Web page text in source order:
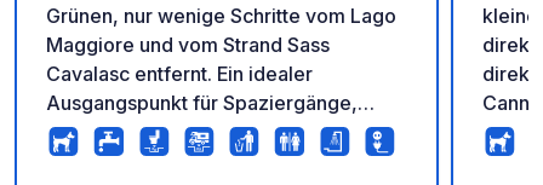
Grünen, nur wenige Schritte vom Lago
Maggiore und vom Strand Sass
Cavalasc entfernt. Ein idealer
Ausgangspunkt für Spaziergänge,
Wanderungen und Radtouren entlang
des Sees und durch die umliegenden
direkt
gut zu